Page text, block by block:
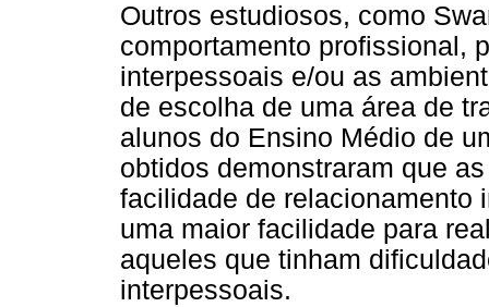
Outros estudiosos, como
comportamento profissional,
interpessoais e/ou as
de escolha de uma área de
alunos do Ensino Médio de
obtidos demonstraram que
facilidade de relacionamento
uma maior facilidade para
aqueles que tinham
interpessoais.